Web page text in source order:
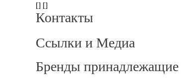
[] []
Контакты
Ссылки и Медиа
Бренды